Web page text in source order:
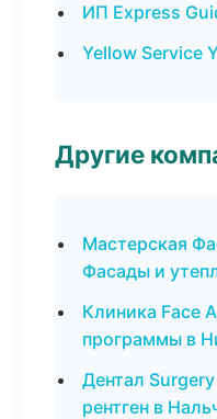
ИП Express
Yellow Service
Другие
Мастерская
Фасады и
Клиника Face
программы в
Дентал
рентген в